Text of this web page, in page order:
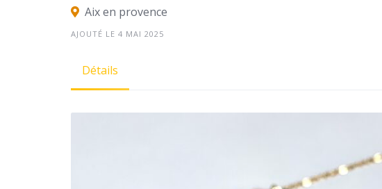
Aix en provence
AJOUTÉ LE 4 MAI 2025
Détails